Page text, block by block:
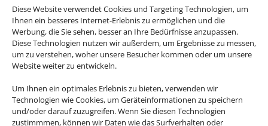
Diese Website verwendet Cookies und Targeting Technologien, um
Ihnen ein besseres Internet-Erlebnis zu ermöglichen und die
Werbung, die Sie sehen, besser an Ihre Bedürfnisse anzupassen.
Diese Technologien nutzen wir außerdem, um Ergebnisse zu messen,
um zu verstehen, woher unsere Besucher kommen oder um unsere
Website weiter zu entwickeln.
Um Ihnen ein optimales Erlebnis zu bieten, verwenden wir
Technologien wie Cookies, um Geräteinformationen zu speichern
und/oder darauf zuzugreifen. Wenn Sie diesen Technologien
zustimmmen, können wir Daten wie das Surfverhalten oder
ab 532 €
Buchen Sie jetzt Ihren